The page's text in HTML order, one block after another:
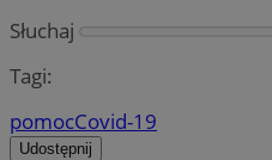
Słuchaj
Tagi:
pomocCovid-19
Udostępnij